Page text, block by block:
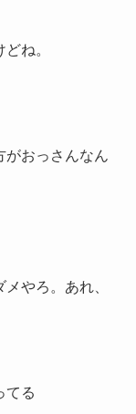
ね。
がおっさんなん
やろ。あれ、
てる